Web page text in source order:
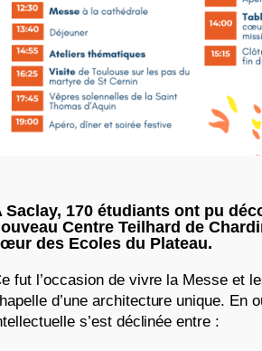
Saclay, 170 étudiants ont pu
Centre Teilhard de
des Ecoles du Plateau.
fut l’occasion de vivre la Messe et
d’une architecture unique. En
s’est déclinée entre :